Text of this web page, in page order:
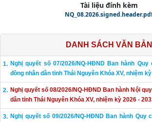
Tài liệu đính kèm
DANH SÁCH VĂN BẢN
Nghị quyết số 07/2026/NQ-HĐND Ban hành
đồng nhân dân tỉnh Thái Nguyên Khóa XV, nhiệm
Nghị quyết số 08/2026/NQ-HĐND Ban hành Nội
dân tỉnh Thái Nguyên Khóa XV, nhiệm kỳ 2026 -
Nghị quyết số 09/2026/NQ-HĐND Ban hành Quy